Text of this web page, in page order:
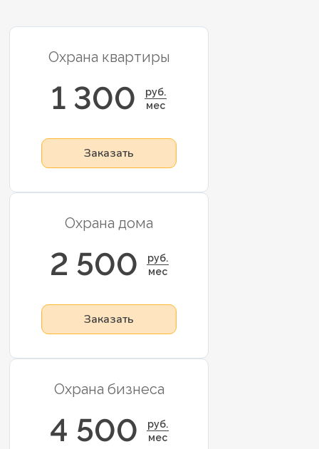
Охрана квартиры
1 300
руб.
мес
Заказать
Охрана дома
2 500
руб.
мес
Заказать
Охрана бизнеса
4 500
руб.
мес